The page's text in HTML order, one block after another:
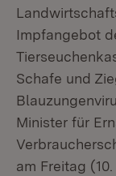
Impfangebot
Schafe und
Minister für
am Freitag